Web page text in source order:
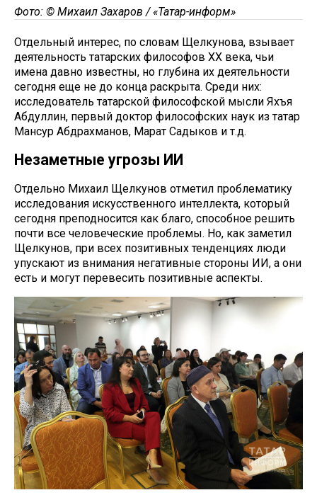
Фото: © Михаил Захаров / «Татар-информ»
Отдельный интерес, по словам Щелкунова, взывает
деятельность татарских философов XX века, чьи
имена давно известны, но глубина их деятельности
сегодня еще не до конца раскрыта. Среди них:
исследователь татарской философской мысли Яхъя
Абдуллин, первый доктор философских наук из татар
Мансур Абдрахманов, Марат Садыков и т.д.
Незаметные угрозы ИИ
Отдельно Михаил Щелкунов отметил проблематику
исследования искусственного интеллекта, который
сегодня преподносится как благо, способное решить
почти все человеческие проблемы. Но, как заметил
Щелкунов, при всех позитивных тенденциях люди
упускают из внимания негативные стороны ИИ, а они
есть и могут перевесить позитивные аспекты.